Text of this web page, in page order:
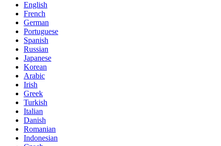
English
French
German
Portuguese
Spanish
Russian
Japanese
Korean
Arabic
Irish
Greek
Turkish
Italian
Danish
Romanian
Indonesian